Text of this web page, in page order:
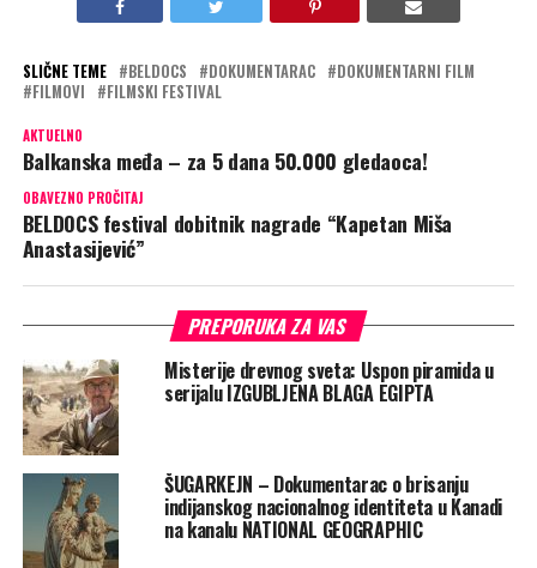
SLIČNE TEME BELDOCS DOKUMENTARAC
DOKUMENTARNI FILM
FILMOVI
FILMSKI FESTIVAL
AKTUELNO
Balkanska međa – za 5 dana 50.000 gledaoca!
OBAVEZNO PROČITAJ
BELDOCS festival dobitnik nagrade “Kapetan Miša
Anastasijević”
PREPORUKA ZA VAS
Misterije drevnog sveta: Uspon piramida u
serijalu IZGUBLJENA BLAGA EGIPTA
ŠUGARKEJN – Dokumentarac o brisanju
indijanskog nacionalnog identiteta u Kanadi
na kanalu NATIONAL GEOGRAPHIC